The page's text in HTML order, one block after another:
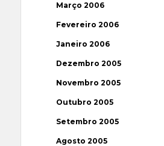
Março 2006
Fevereiro 2006
Janeiro 2006
Dezembro 2005
Novembro 2005
Outubro 2005
Setembro 2005
Agosto 2005